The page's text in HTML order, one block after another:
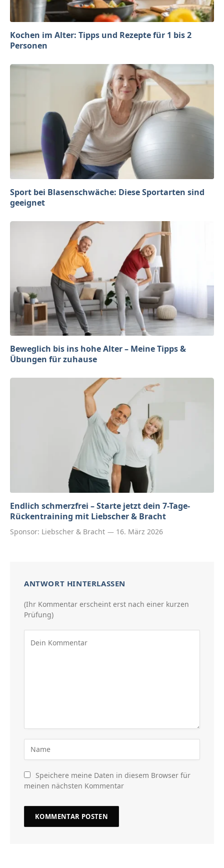
Kochen im Alter: Tipps und Rezepte für 1 bis 2
Personen
Sport bei Blasenschwäche: Diese Sportarten sind
geeignet
Beweglich bis ins hohe Alter – Meine Tipps &
Übungen für zuhause
Endlich schmerzfrei – Starte jetzt dein 7-Tage-
Rückentraining mit Liebscher & Bracht
Sponsor: Liebscher & Bracht 16. März 2026
ANTWORT HINTERLASSEN
(Ihr Kommentar erscheint erst nach einer kurzen
Prüfung)
Speichere meine Daten in diesem Browser für
meinen nächsten Kommentar